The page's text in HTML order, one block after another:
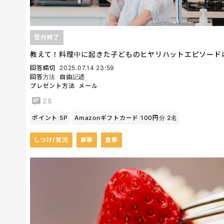
教えて！料理中に起きた子どものヒヤリハットエピソード
受付終了
回答締切
2025.07.14 23:59
回答方法
自由記述
プレゼント方法
メール
28
ポイント 5P Amazonギフトカード 100円分 2名
しつけ/育児 家事 食事